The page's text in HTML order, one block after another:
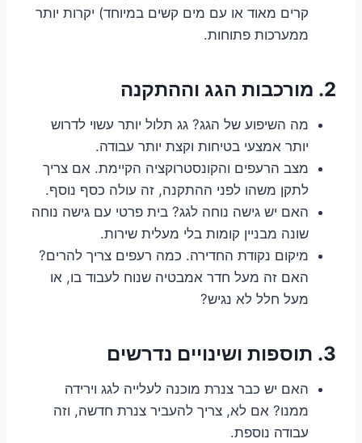
קרים מאוד או עם מים קשים במיוחד) יקרות יותר
ממערכות פתוחות.
2. מורכבות הגג וההתקנה
מה השיפוע של הגג? גג תלול יותר עשוי לדרוש
יותר אמצעי בטיחות וקצת יותר עבודה.
מצב הרעפים והקונסטרוקציה הקיימת. אם צריך
לתקן משהו לפני ההתקנה, זה עולה כסף נוסף.
האם יש גישה נוחה לגג? בית פרטי עם גישה נוחה
שונה מבניין קומות בלי מעלית שירות.
מיקום נקודת החדירה. כמה רעפים צריך להרים?
האם זה מעל חדר אמבטיה שנוח לעבוד בו, או
מעל חלל לא נגיש?
3. תוספות ושינויים נדרשים
האם יש כבר צנרת מוכנה לעלייה לגג וירידה
ממנו? אם לא, צריך להעביר צנרת חדשה, וזה
עבודה נוספת.